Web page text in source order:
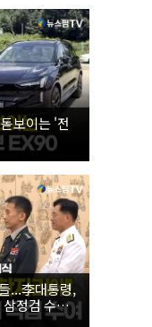
보이는 '전
...李대통령,
정검 수치
정검 수치